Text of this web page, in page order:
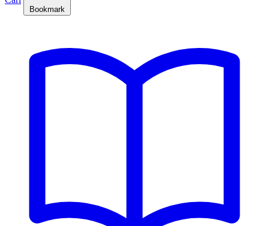
Bookmark